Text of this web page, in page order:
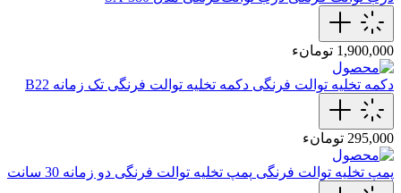
1,900,000 تومانء
دکمه تخلیه توالت فرنگی دکمه تخلیه توالت‌ فرنگی تک زمانه B22
295,000 تومانء
پمپ تخلیه توالت فرنگی پمپ تخلیه توالت‌ فرنگی دو زمانه 30 سانت